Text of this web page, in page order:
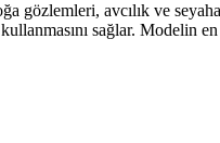
avcılık ve
sağlar.